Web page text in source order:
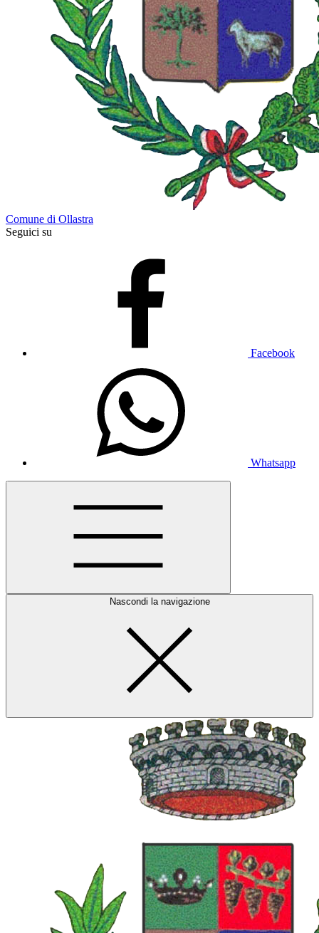
Comune di Ollastra
Seguici su
Facebook
Whatsapp
Nascondi la navigazione